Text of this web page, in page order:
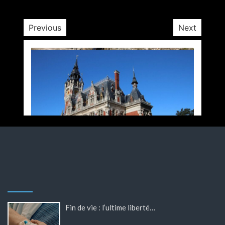
Previous Next
Fin de vie : l’ultime liberté…